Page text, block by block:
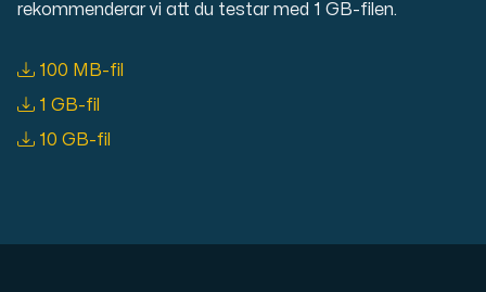
AMD-serien
rekommenderar vi att du testar med 1 GB-filen.
100 MB-fil
1 GB-fil
10 GB-fil